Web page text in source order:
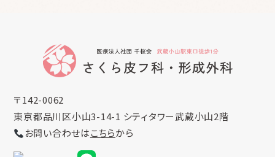
〒142-0062
東京都品川区小山3-14-1 シティタワー武蔵小山2階
お問い合わせはこちらから